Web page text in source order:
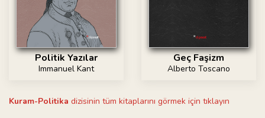
Politik Yazılar
Immanuel Kant
Geç Faşizm
Alberto Toscano
Kuram-Politika dizisinin tüm kitaplarını görmek için tıklayın